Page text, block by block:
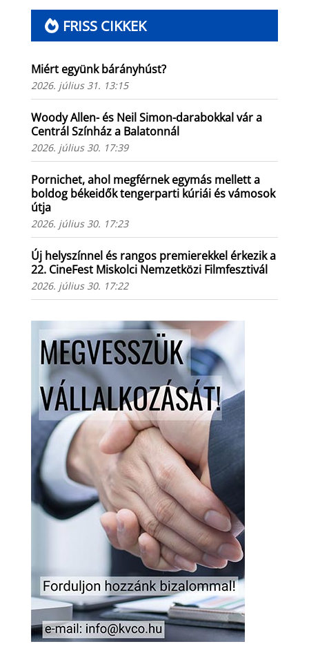
FRISS CIKKEK
Miért együnk bárányhúst?
2026. július 31. 13:15
Woody Allen- és Neil Simon-darabokkal vár a
Centrál Színház a Balatonnál
2026. július 30. 17:39
Pornichet, ahol megférnek egymás mellett a
boldog békeidők tengerparti kúriái és vámosok
útja
2026. július 30. 17:23
Új helyszínnel és rangos premierekkel érkezik a
22. CineFest Miskolci Nemzetközi Filmfesztivál
2026. július 30. 17:22